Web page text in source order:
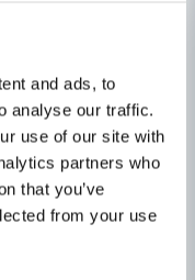
and ads, to
analyse our traffic.
use of our site with
partners who
that you’ve
from your use
(3900.0 psi)
(cP)